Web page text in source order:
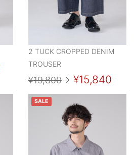
2 TUCK CROPPED DENIM
TROUSER
¥19,800→ ¥15,840
SALE